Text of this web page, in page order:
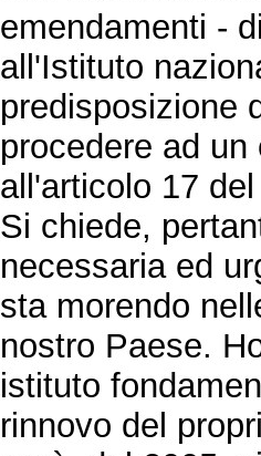
emendamenti -
all'Istituto
predisposizione
procedere ad
all'articolo 17
Si chiede,
necessaria ed
sta morendo
nostro Paese.
istituto
rinnovo del